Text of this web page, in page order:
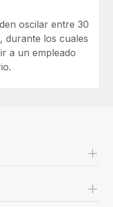
oscilar entre 30
durante los cuales
a un empleado
+
+